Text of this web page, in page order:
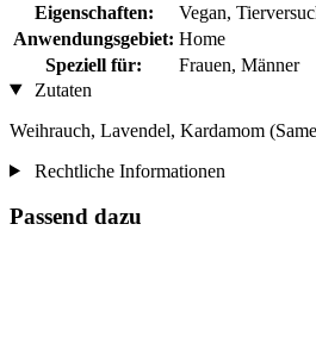
Eigenschaften:
Vegan,
Anwendungsgebiet: Home
Speziell für:
Frauen, Männer
Zutaten
Weihrauch, Lavendel, Kardamom
Rechtliche Informationen
Passend dazu